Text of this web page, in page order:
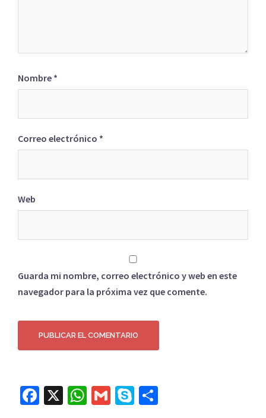
Nombre *
Correo electrónico *
Web
Guarda mi nombre, correo electrónico y web en este
navegador para la próxima vez que comente.
Facebook
X WhatsApp
Gmail
Skype